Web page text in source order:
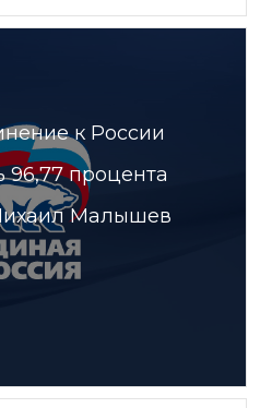
к России
96,77 процента
Малышев